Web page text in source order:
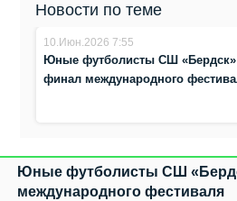
Новости по теме
10.Июн.2026 7:55
Юные футболисты СШ
финал международного
Юные футболисты СШ
международного фестиваля